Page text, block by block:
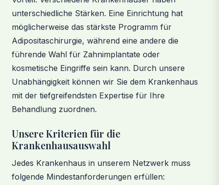
unterschiedliche Stärken. Eine Einrichtung hat
möglicherweise das stärkste Programm für
Adipositaschirurgie, während eine andere die
führende Wahl für Zahnimplantate oder
kosmetische Eingriffe sein kann. Durch unsere
Unabhängigkeit können wir Sie dem Krankenhaus
mit der tiefgreifendsten Expertise für Ihre
Behandlung zuordnen.
Unsere Kriterien für die
Krankenhausauswahl
Jedes Krankenhaus in unserem Netzwerk muss
folgende Mindestanforderungen erfüllen: